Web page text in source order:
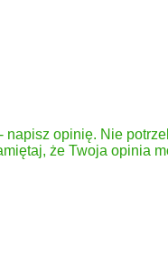
napisz opinię. Nie
że Twoja opinia